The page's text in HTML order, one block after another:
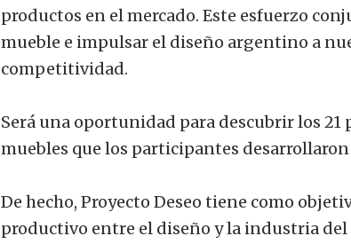
productos en el mercado. Este esfuerzo
mueble e impulsar el diseño argentino a
competitividad.
Será una oportunidad para descubrir los
muebles que los participantes
De hecho, Proyecto Deseo tiene como
productivo entre el diseño y la industria